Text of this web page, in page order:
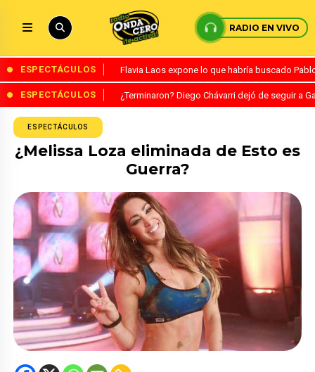
RADIO EN VIVO
ESPECTÁCULOS Flavia Laos expone lo que habría buscado
ESPECTÁCULOS ¿Terminaron? Diego Chávarri dejó de seguir a
ESPECTÁCULOS
¿Melissa Loza eliminada de Esto es
Guerra?